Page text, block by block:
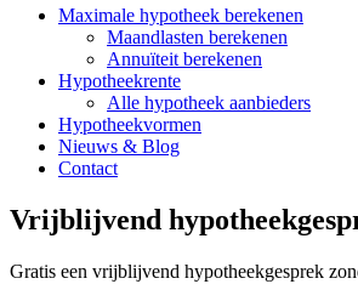
Maximale hypotheek berekenen
Maandlasten berekenen
Annuïteit berekenen
Hypotheekrente
Alle hypotheek aanbieders
Hypotheekvormen
Nieuws & Blog
Contact
Vrijblijvend
Gratis een vrijblijvend hypotheekgesprek